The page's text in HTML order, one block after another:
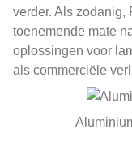
verder. Als zodanig,
toenemende mate
oplossingen voor
als commerciële